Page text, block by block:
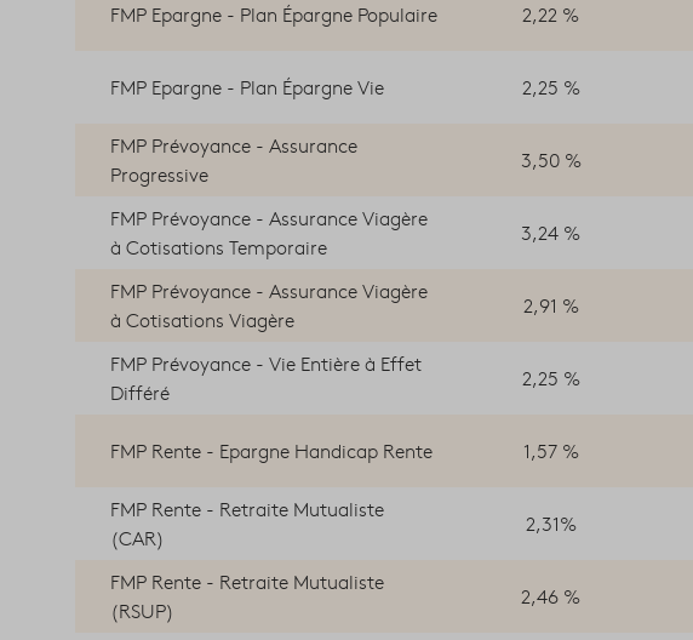
FMP Epargne - Plan Épargne Populaire 2,22 %
FMP Epargne - Plan Épargne Vie 2,25 %
FMP Prévoyance - Assurance
Progressive
3,50 %
FMP Prévoyance - Assurance Viagère
à Cotisations Temporaire
3,24 %
FMP Prévoyance - Assurance Viagère
à Cotisations Viagère
2,91 %
FMP Prévoyance - Vie Entière à Effet
Différé
2,25 %
FMP Rente - Epargne Handicap Rente 1,57 %
FMP Rente - Retraite Mutualiste
(CAR)
2,31%
FMP Rente - Retraite Mutualiste
(RSUP)
2,46 %